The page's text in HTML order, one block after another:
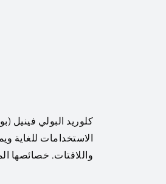
الاستخدامات للغاية
واللافتات. خصائصها